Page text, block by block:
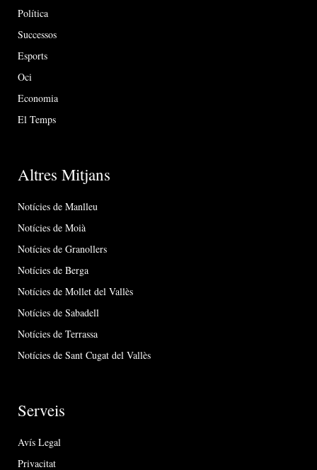
Política
Successos
Esports
Oci
Economia
El Temps
Altres Mitjans
Notícies de Manlleu
Notícies de Moià
Notícies de Granollers
Notícies de Berga
Notícies de Mollet del Vallès
Notícies de Sabadell
Notícies de Terrassa
Notícies de Sant Cugat del Vallès
Serveis
Avís Legal
Privacitat